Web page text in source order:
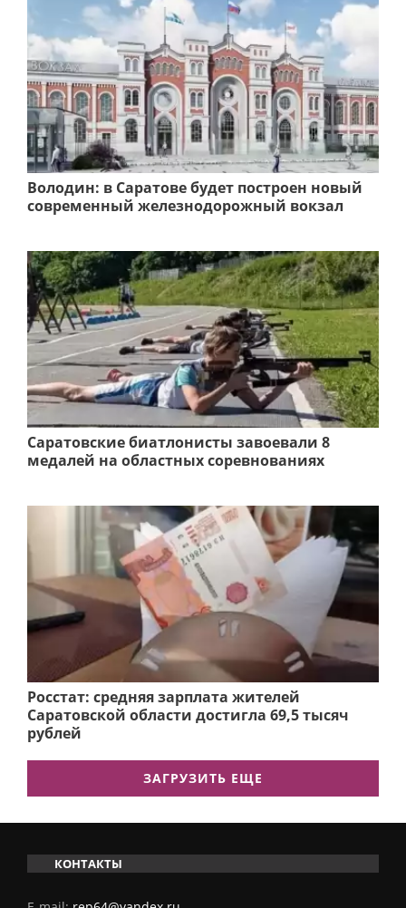
Володин: в Саратове будет построен новый
современный железнодорожный вокзал
Саратовские биатлонисты завоевали 8
медалей на областных соревнованиях
Росстат: средняя зарплата жителей
Саратовской области достигла 69,5 тысяч
рублей
ЗАГРУЗИТЬ ЕЩЕ
КОНТАКТЫ